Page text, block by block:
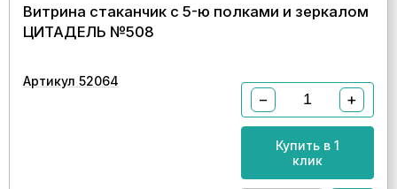
Витрина стаканчик с 5-ю полками и зеркалом
ЦИТАДЕЛЬ №508
Артикул 52064
− +
Купить в 1
клик